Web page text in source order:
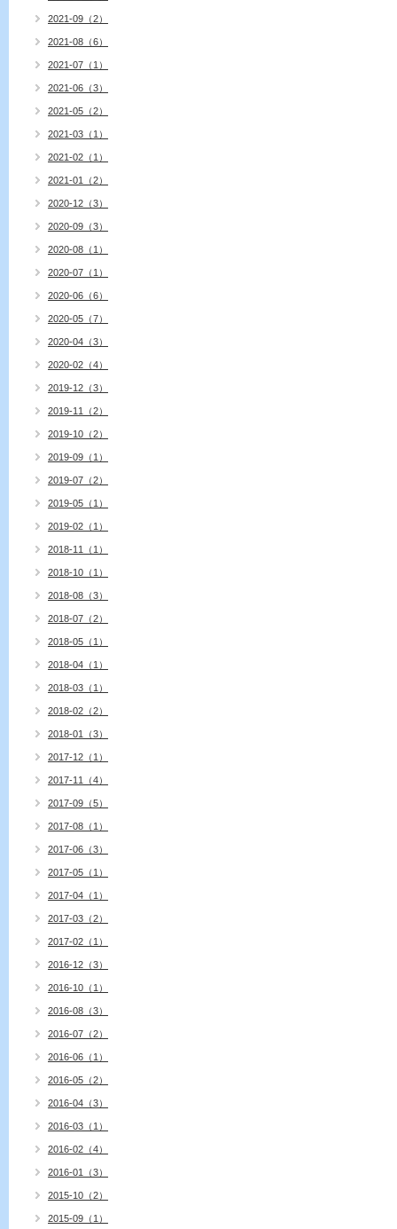
2021-09（2）
2021-08（6）
2021-07（1）
2021-06（3）
2021-05（2）
2021-03（1）
2021-02（1）
2021-01（2）
2020-12（3）
2020-09（3）
2020-08（1）
2020-07（1）
2020-06（6）
2020-05（7）
2020-04（3）
2020-02（4）
2019-12（3）
2019-11（2）
2019-10（2）
2019-09（1）
2019-07（2）
2019-05（1）
2019-02（1）
2018-11（1）
2018-10（1）
2018-08（3）
2018-07（2）
2018-05（1）
2018-04（1）
2018-03（1）
2018-02（2）
2018-01（3）
2017-12（1）
2017-11（4）
2017-09（5）
2017-08（1）
2017-06（3）
2017-05（1）
2017-04（1）
2017-03（2）
2017-02（1）
2016-12（3）
2016-10（1）
2016-08（3）
2016-07（2）
2016-06（1）
2016-05（2）
2016-04（3）
2016-03（1）
2016-02（4）
2016-01（3）
2015-10（2）
2015-09（1）